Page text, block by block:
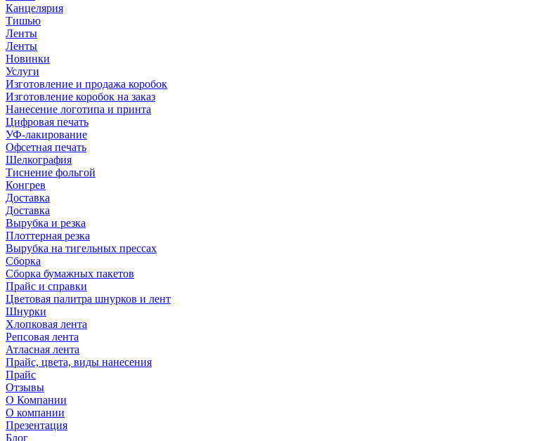
Канцелярия
Тишью
Ленты
Ленты
Новинки
Услуги
Изготовление и продажа коробок
Изготовление коробок на заказ
Нанесение логотипа и принта
Цифровая печать
УФ-лакирование
Офсетная печать
Шелкография
Тиснение фольгой
Конгрев
Доставка
Доставка
Вырубка и резка
Плоттерная резка
Вырубка на тигельных прессах
Сборка
Сборка бумажных пакетов
Прайс и справки
Цветовая палитра шнурков и лент
Шнурки
Хлопковая лента
Репсовая лента
Атласная лента
Прайс, цвета, виды нанесения
Прайс
Отзывы
О Компании
О компании
Презентация
Блог